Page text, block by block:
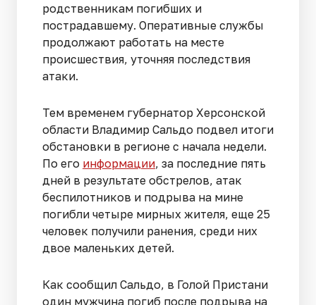
родственникам погибших и
пострадавшему. Оперативные службы
продолжают работать на месте
происшествия, уточняя последствия
атаки.
Тем временем губернатор Херсонской
области Владимир Сальдо подвел итоги
обстановки в регионе с начала недели.
По его информации, за последние пять
дней в результате обстрелов, атак
беспилотников и подрыва на мине
погибли четыре мирных жителя, еще 25
человек получили ранения, среди них
двое маленьких детей.
Как сообщил Сальдо, в Голой Пристани
один мужчина погиб после подрыва на